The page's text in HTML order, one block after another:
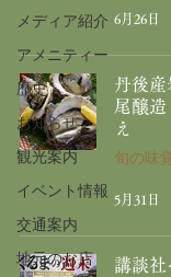
メディア紹介
アメニティー
歴史
お知らせ
観光案内
イベント情報
交通案内
地元のお店
6月26日
丹後
尾醸
え
旬の味
5月31日
講談